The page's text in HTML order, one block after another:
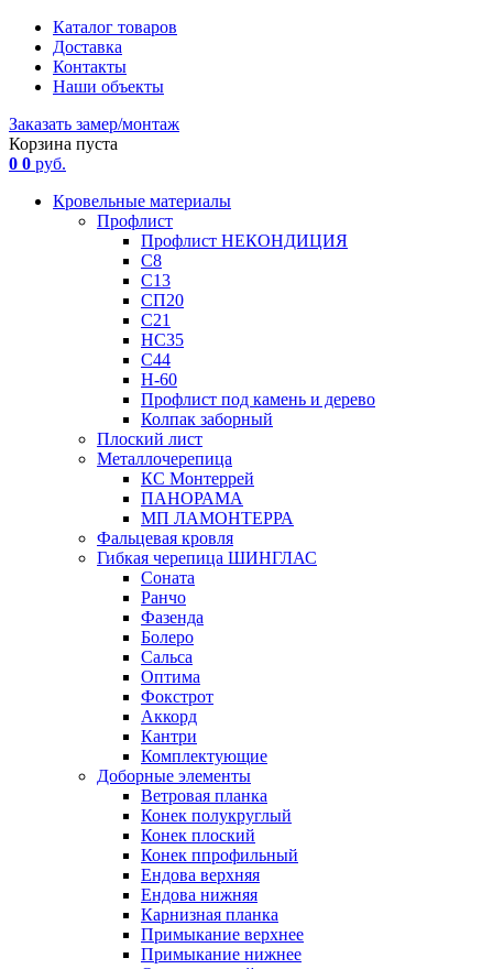
Каталог товаров
Доставка
Контакты
Наши объекты
Заказать замер/монтаж
Корзина пуста
0 0 руб.
Кровельные материалы
Профлист
Профлист НЕКОНДИЦИЯ
С8
С13
СП20
С21
НС35
С44
Н-60
Профлист под камень и дерево
Колпак заборный
Плоский лист
Металлочерепица
КС Монтеррей
ПАНОРАМА
МП ЛАМОНТЕРРА
Фальцевая кровля
Гибкая черепица ШИНГЛАС
Соната
Ранчо
Фазенда
Болеро
Сальса
Оптима
Фокстрот
Аккорд
Кантри
Комплектующие
Доборные элементы
Ветровая планка
Конек полукруглый
Конек плоский
Конек ппрофильный
Ендова верхняя
Ендова нижняя
Карнизная планка
Примыкание верхнее
Примыкание нижнее